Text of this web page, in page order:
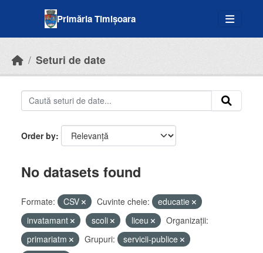
Primăria Timișoara
Seturi de date
Order by
No datasets found
Formate: CSV Cuvinte cheie:
educatie
invatamant
scoli liceu
Organizații:
primariatm
Grupuri:
servicii-publice